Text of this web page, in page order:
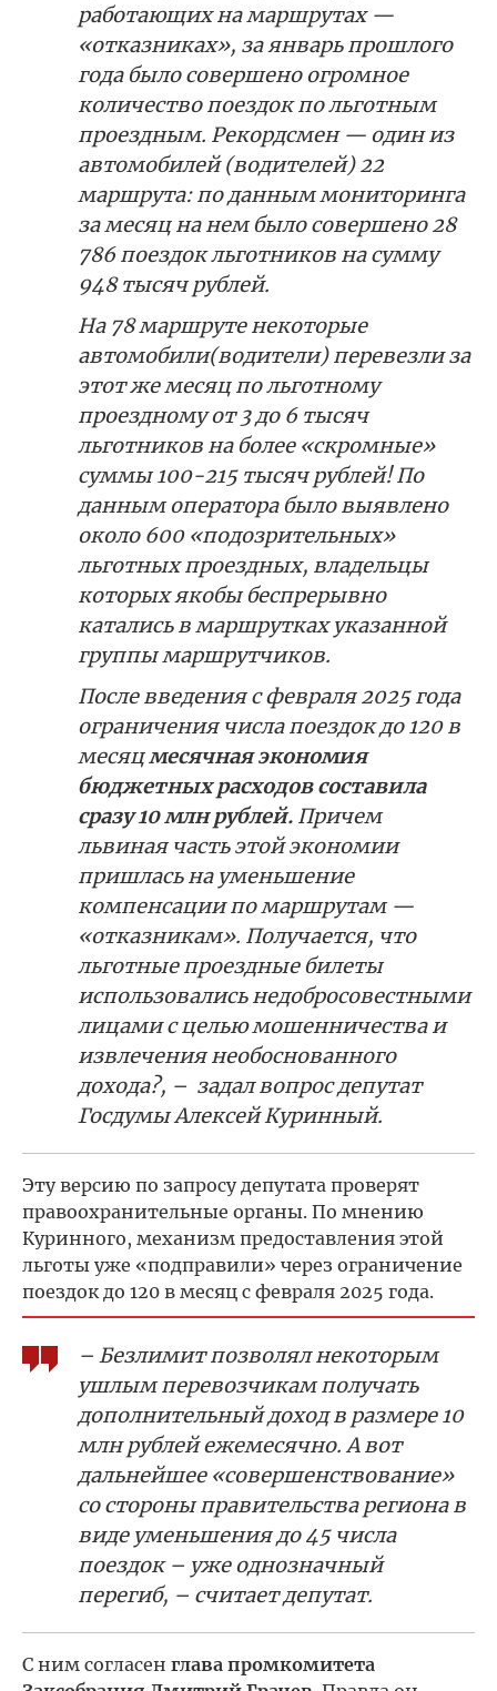
работающих на маршрутах —
«отказниках», за январь прошлого
года было совершено огромное
количество поездок по льготным
проездным. Рекордсмен — один из
автомобилей (водителей) 22
маршрута: по данным мониторинга
за месяц на нем было совершено 28
786 поездок льготников на сумму
948 тысяч рублей.
На 78 маршруте некоторые
автомобили(водители) перевезли за
этот же месяц по льготному
проездному от 3 до 6 тысяч
льготников на более «скромные»
суммы 100-215 тысяч рублей! По
данным оператора было выявлено
около 600 «подозрительных»
льготных проездных, владельцы
которых якобы беспрерывно
катались в маршрутках указанной
группы маршрутчиков.
После введения с февраля 2025 года
ограничения числа поездок до 120 в
месяцмесячная экономия
бюджетных расходов составила
сразу 10 млн рублей. Причем
львиная часть этой экономии
пришлась на уменьшение
компенсации по маршрутам —
«отказникам». Получается, что
льготные проездные билеты
использовались недобросовестными
лицами с целью мошенничества и
извлечения необоснованного
дохода?, – задал вопрос депутат
Госдумы Алексей Куринный.
Эту версию по запросу депутата проверят
правоохранительные органы. По мнению
Куринного, механизм предоставления этой
льготы уже «подправили» через ограничение
поездок до 120 в месяц с февраля 2025 года.
– Безлимит позволял некоторым
ушлым перевозчикам получать
дополнительный доход в размере 10
млн рублей ежемесячно. А вот
дальнейшее «совершенствование»
со стороны правительства региона в
виде уменьшения до 45 числа
поездок – уже однозначный
перегиб, – считает депутат.
С ним согласен глава промкомитета